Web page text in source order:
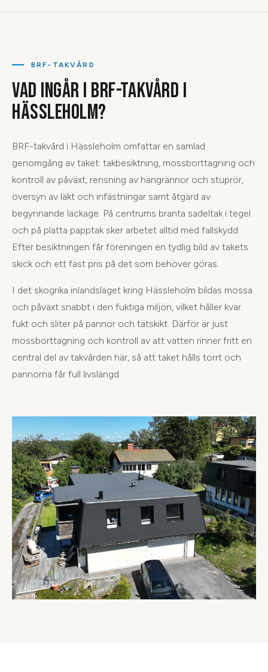
BRF-TAKVÅRD
VAD INGÅR I BRF-TAKVÅRD I
HÄSSLEHOLM?
BRF-takvård i Hässleholm omfattar en samlad
genomgång av taket: takbesiktning, mossborttagning och
kontroll av påväxt, rensning av hängrännor och stuprör,
översyn av läkt och infästningar samt åtgärd av
begynnande läckage. På centrums branta sadeltak i tegel
och på platta papptak sker arbetet alltid med fallskydd.
Efter besiktningen får föreningen en tydlig bild av takets
skick och ett fast pris på det som behöver göras.
I det skogrika inlandsläget kring Hässleholm bildas mossa
och påväxt snabbt i den fuktiga miljön, vilket håller kvar
fukt och sliter på pannor och tätskikt. Därför är just
mossborttagning och kontroll av att vatten rinner fritt en
central del av takvården här, så att taket hålls torrt och
pannorna får full livslängd.